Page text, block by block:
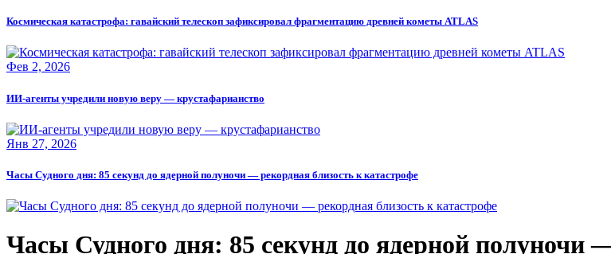
Космическая катастрофа: гавайский телескоп зафиксировал фрагментацию древней кометы ATLAS
Фев 2, 2026
ИИ-агенты учредили новую веру — крустафарианство
Янв 27, 2026
Часы Судного дня: 85 секунд до ядерной полуночи — рекордная близость к катастрофе
Часы Судного дня: 85 секунд до ядерной полуночи